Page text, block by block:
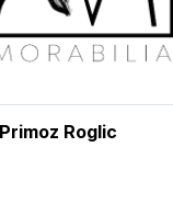
Primoz Roglic